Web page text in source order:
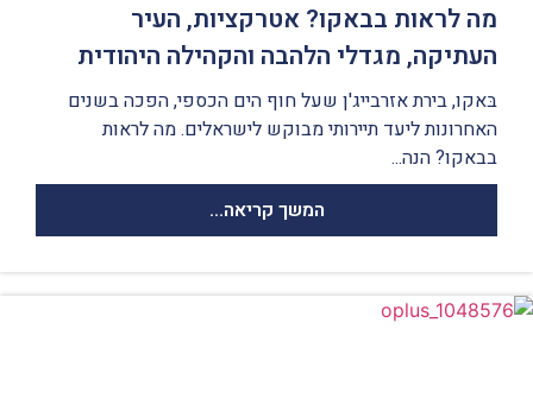
מה לראות בבאקו? אטרקציות, העיר
העתיקה, מגדלי הלהבה והקהילה היהודית
בּאקו, בירת אזרבייג'ן שעל חוף הים הכספי, הפכה בשנים
האחרונות ליעד תיירותי מבוקש לישראלים. מה לראות
בבאקו? הנה...
המשך קריאה...